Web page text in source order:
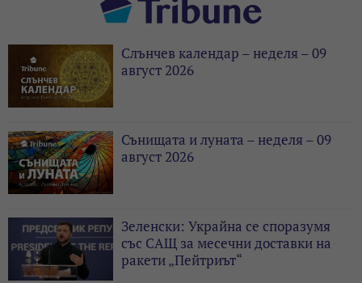
Слънчев календар – неделя – 09
август 2026
Сънищата и луната – неделя – 09
август 2026
Зеленски: Украйна се споразумя
със САЩ за месечни доставки на
ракети „Пейтриът“